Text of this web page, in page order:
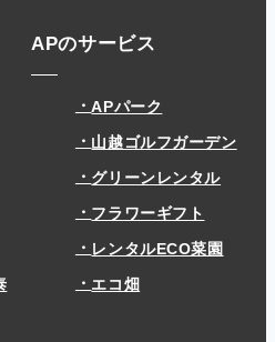
APのサービス
APパーク
山越ゴルフガーデン
グリーンレンタル
フラワーギフト
レンタルECO菜園
エコ畑